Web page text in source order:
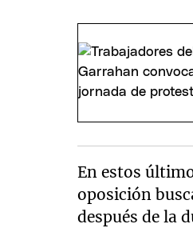
En estos
oposición
después de la